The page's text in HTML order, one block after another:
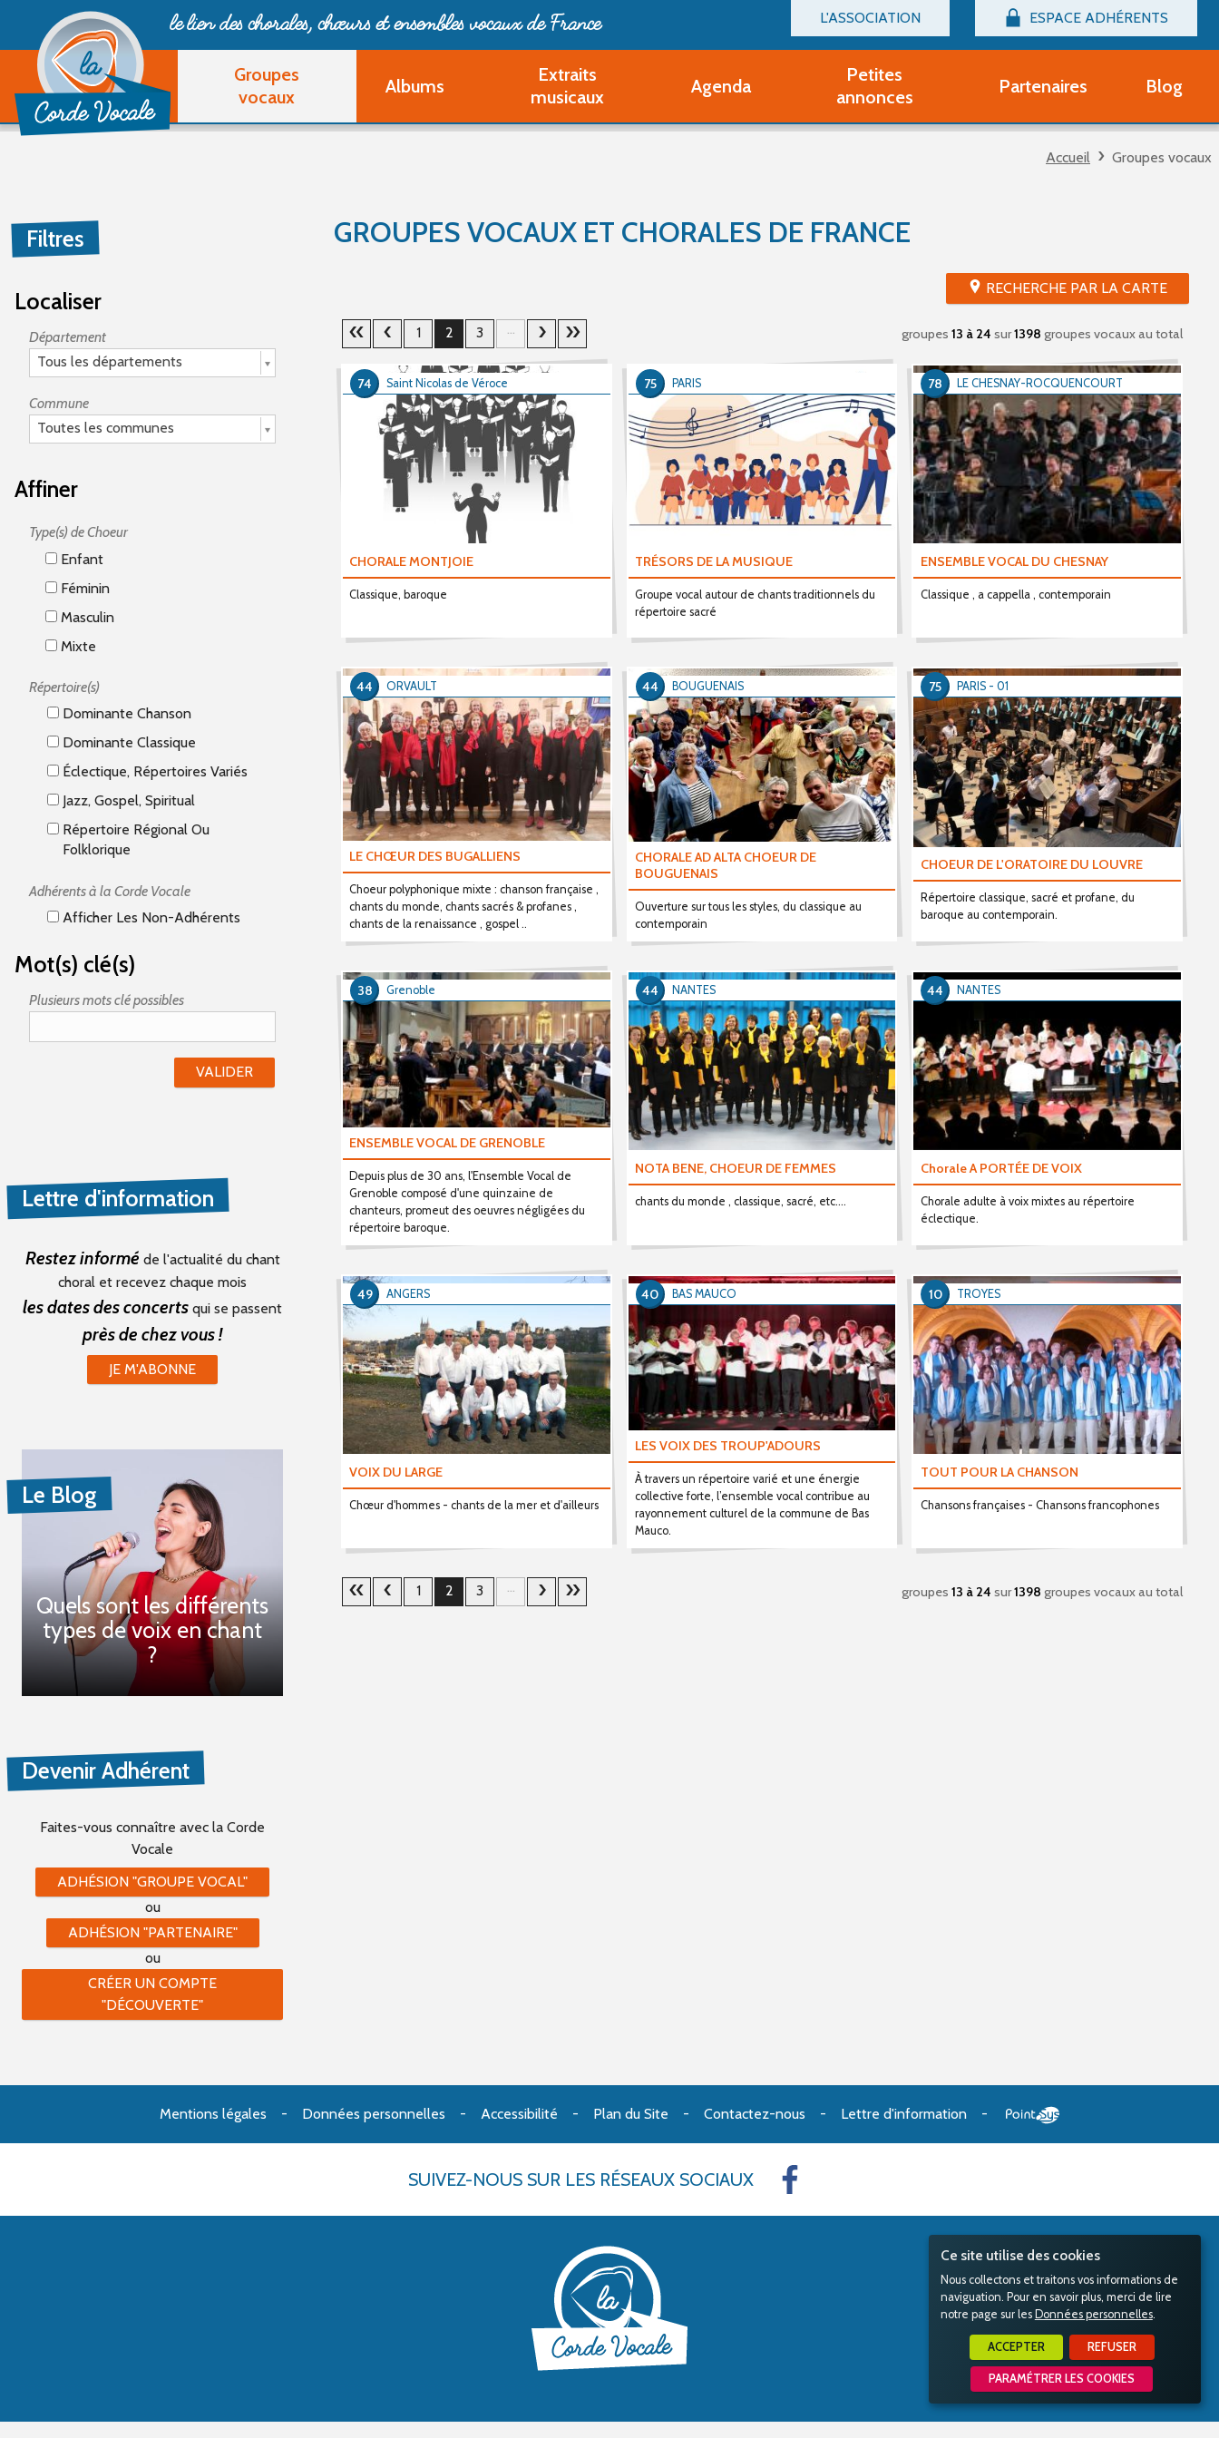
Ce site utilise des cookies
Nous collectons et traitons vos informations de
naviguation. Pour en savoir plus, merci de lire
notre page sur les Données personnelles.
ACCEPTER REFUSER
PARAMÉTRER LES COOKIES
L'ASSOCIATION
Billetterie
Devenir adhérent Groupe Vocal
Devenir adhérent Partenaire
ESPACE ADHÉRENTS
Connexion
le lien des chorales, chœurset ensembles vocaux de France
Groupes
vocaux
Albums
Extraits
musicaux
Agenda
Petites
annonces
Partenaires Blog
Accueil Groupes vocaux
Filtres
Localiser
Département
Tous les départements
Commune
Toutes les communes
Affiner
Type(s) de Choeur
Enfant
Féminin
Masculin
Mixte
Répertoire(s)
Dominante Chanson
Dominante Classique
Éclectique, Répertoires Variés
Jazz, Gospel, Spiritual
Répertoire Régional Ou
Folklorique
Adhérents à la Corde Vocale
Afficher Les Non-Adhérents
Mot(s) clé(s)
Plusieurs mots clé possibles
GROUPES VOCAUX ET CHORALES DE FRANCE
RECHERCHE PAR LA CARTE
1 2 3 groupes 13 à 24 sur1398 groupes vocaux au total
CHORALE MONTJOIE
Classique, baroque
Saint Nicolas de Véroce
74
TRÉSORS DE LA MUSIQUE
Groupe vocal autour de chants traditionnels du
répertoire sacré
PARIS
75
ENSEMBLE VOCAL DU CHESNAY
Classique , a cappella , contemporain
LE CHESNAY-ROCQUENCOURT
78
LE CHŒUR DES BUGALLIENS
Choeur polyphonique mixte : chanson française ,
chants du monde, chants sacrés & profanes ,
chants de la renaissance , gospel ..
ORVAULT
44
CHORALE AD ALTA CHOEUR DE
BOUGUENAIS
Ouverture sur tous les styles, du classique au
contemporain
BOUGUENAIS
44
CHOEUR DE L'ORATOIRE DU LOUVRE
Répertoire classique, sacré et profane, du
baroque au contemporain.
PARIS - 01
75
ENSEMBLE VOCAL DE GRENOBLE
Depuis plus de 30 ans, l'Ensemble Vocal de
Grenoble composé d'une quinzaine de
chanteurs, promeut des oeuvres négligées du
répertoire baroque.
Grenoble
38
NOTA BENE, CHOEUR DE FEMMES
chants du monde , classique, sacré, etc....
NANTES
44
Chorale A PORTÉE DE VOIX
Chorale adulte à voix mixtes au répertoire
éclectique.
NANTES
44
VOIX DU LARGE
Chœur d'hommes - chants de la mer et d'ailleurs
ANGERS
49
LES VOIX DES TROUP'ADOURS
À travers un répertoire varié et une énergie
collective forte, l’ensemble vocal contribue au
rayonnement culturel de la commune de Bas
Mauco.
BAS MAUCO
40
TOUT POUR LA CHANSON
Chansons françaises - Chansons francophones
TROYES
10
groupes 13 à 24 sur1398 groupes vocaux au total
1 2 3 ...
Lettre d'information
Restez informé de l'actualité du chant
choral et recevez chaque mois
les dates des concerts qui se passent
près de chez vous !
JE M'ABONNE
Le Blog
Quels sont les différents
types de voix en chant
?
Devenir Adhérent
Faites-vous connaître avec la Corde
Vocale
ADHÉSION "GROUPE VOCAL"
ou
ADHÉSION "PARTENAIRE"
ou
CRÉER UN COMPTE
"DÉCOUVERTE"
Mentions légales Données personnelles Accessibilité Plan du Site Contactez-nous Lettre d'information
SUIVEZ-NOUS SUR LES RÉSEAUX SOCIAUX